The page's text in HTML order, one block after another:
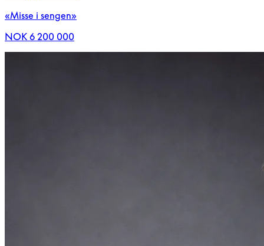
«Misse i sengen»
NOK 6 200 000